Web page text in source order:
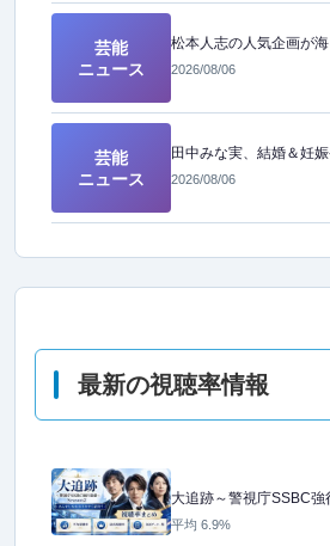
芸能
ニュース
2026/08/06
芸能
ニュース
2026/08/06
最新の視聴率情報
大追跡～警視庁SSBC
平均 6.9%